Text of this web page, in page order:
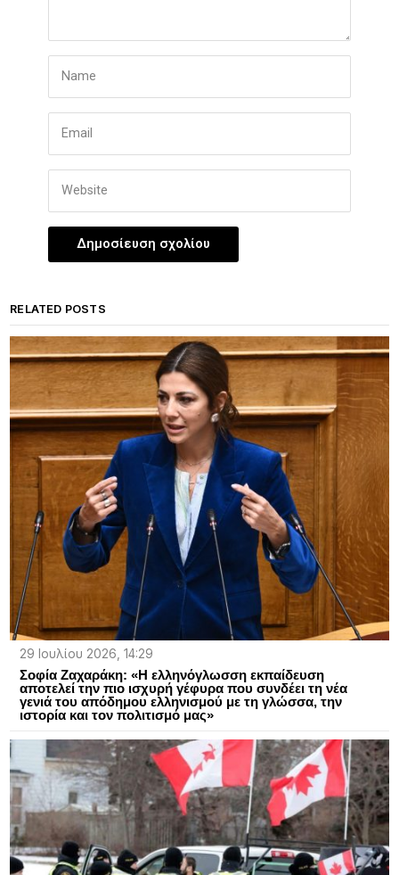
RELATED POSTS
29 Ιουλίου 2026, 14:29
Σοφία Ζαχαράκη: «Η ελληνόγλωσση εκπαίδευση
αποτελεί την πιο ισχυρή γέφυρα που συνδέει τη νέα
γενιά του απόδημου ελληνισμού με τη γλώσσα, την
ιστορία και τον πολιτισμό μας»